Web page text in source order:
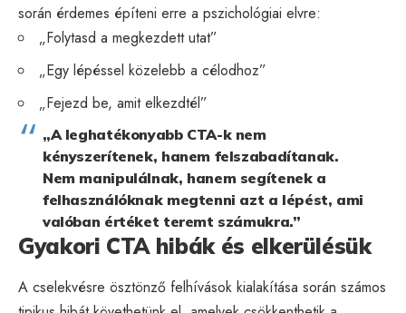
során érdemes építeni erre a pszichológiai elvre:
„Folytasd a megkezdett utat”
„Egy lépéssel közelebb a célodhoz”
„Fejezd be, amit elkezdtél”
„A leghatékonyabb CTA-k nem
kényszerítenek, hanem felszabadítanak.
Nem manipulálnak, hanem segítenek a
felhasználóknak megtenni azt a lépést, ami
valóban értéket teremt számukra.”
Gyakori CTA hibák és elkerülésük
A cselekvésre ösztönző felhívások kialakítása során számos